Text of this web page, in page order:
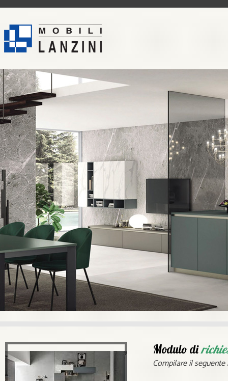
Modulo di
Compilare il